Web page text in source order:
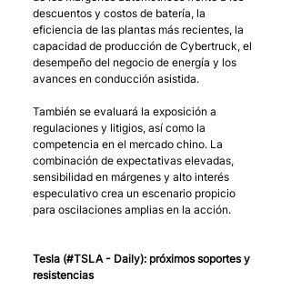
descuentos y costos de batería, la
eficiencia de las plantas más recientes, la
capacidad de producción de Cybertruck, el
desempeño del negocio de energía y los
avances en conducción asistida.
También se evaluará la exposición a
regulaciones y litigios, así como la
competencia en el mercado chino. La
combinación de expectativas elevadas,
sensibilidad en márgenes y alto interés
especulativo crea un escenario propicio
para oscilaciones amplias en la acción.
Tesla (#TSLA - Daily): próximos soportes y
resistencias